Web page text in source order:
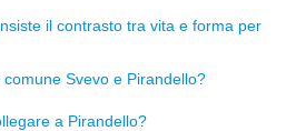
il contrasto tra vita e forma per
Svevo e Pirandello?
a Pirandello?